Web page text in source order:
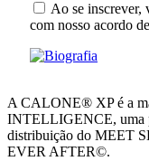
Ao se inscrever,
com nosso acordo de
A CALONE® XP é a
INTELLIGENCE, uma
distribuição do MEET
EVER AFTER©.